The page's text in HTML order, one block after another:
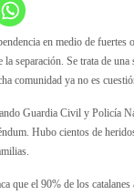
en medio de fuertes
separación. Se trata de
comunidad ya no es
Guardia Civil y Policía
Hubo cientos de
que el 90% de los